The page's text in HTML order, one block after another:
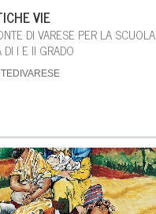
VIE
DI VARESE PER LA SCUOLA
DI I E II GRADO